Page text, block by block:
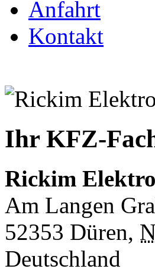
Anfahrt
Kontakt
Ihr KFZ-
Rickim
Am Langen
52353 Düren,
Deutschland